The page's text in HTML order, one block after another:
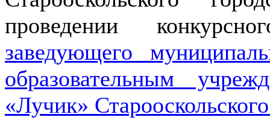
проведении
заведующего
образовательным
«Лучик»